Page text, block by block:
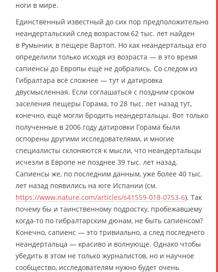
ноги в мире.
Единственный известный до сих пор предположительно
неандертальский след возрастом 62 тыс. лет найден
в Румынии, в пещере Вартоп. Но как неандертальца его
определили только исходя из возраста — в это время
сапиенсы до Европы ещё не добрались. Со следом из
Гибралтара всё сложнее — тут и датировка
двусмысленная. Если соглашаться с поздним сроком
заселения пещеры Горама, то 28 тыс. лет назад тут,
конечно, ещё могли бродить неандертальцы. Вот только
полученные в 2006 году датировки Горама были
оспорены другими исследователями, и многие
специалисты склоняются к мысли, что неандертальцы
исчезли в Европе не позднее 39 тыс. лет назад.
Сапиенсы же, по последним данным, уже более 40 тыс.
лет назад появились на юге Испании (см.
https://www.nature.com/articles/s41559-018-0753-6). Так
почему бы и таинственному подростку, пробежавшему
когда-то по гибралтарским дюнам, не быть сапиенсом?
Конечно, сапиенс — это тривиально, а след последнего
неандертальца — красиво и волнующе. Однако чтобы
убедить в этом не только журналистов, но и научное
сообщество, исследователям нужно будет очень